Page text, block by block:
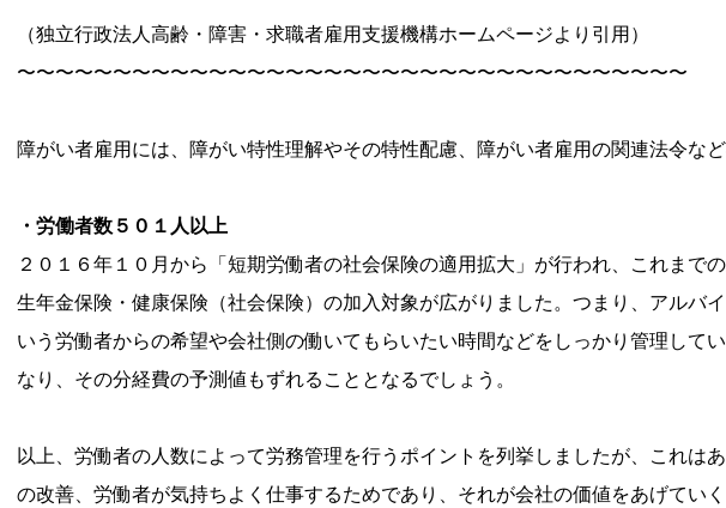
（独立行政法人高齢・障害・求職者雇用支援機構ホームページより引用）
〜〜〜〜〜〜〜〜〜〜〜〜〜〜〜〜〜〜〜〜〜〜〜〜〜〜〜〜〜〜〜〜〜〜〜
障がい者雇用には、障がい特性理解やその特性配慮、障がい者雇用の関連法令な
・労働者数５０１人以上
２０１６年１０月から「短期労働者の社会保険の適用拡大」が行われ、これま
生年金保険・健康保険（社会保険）の加入対象が広がりました。つまり、アル
いう労働者からの希望や会社側の働いてもらいたい時間などをしっかり管理し
なり、その分経費の予測値もずれることとなるでしょう。
以上、労働者の人数によって労務管理を行うポイントを列挙しましたが、これ
の改善、労働者が気持ちよく仕事するためであり、それが会社の価値をあげて